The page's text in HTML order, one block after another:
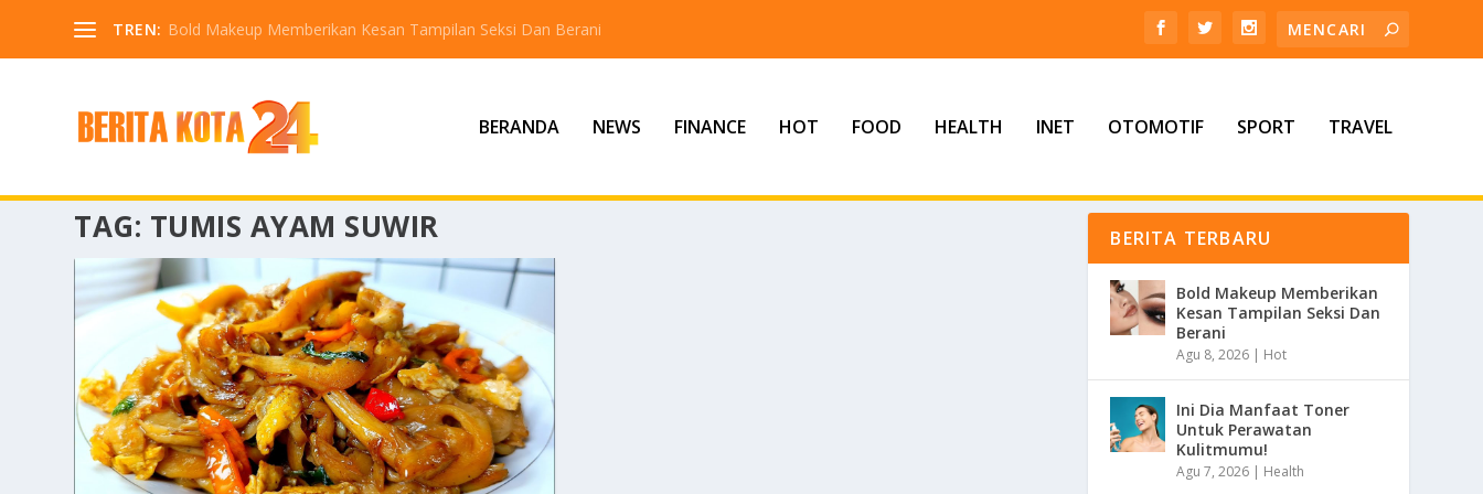
TREN: Bold Makeup Memberikan Kesan Tampilan Seksi Dan Berani
BERANDA NEWS FINANCE HOT FOOD HEALTH INET OTOMOTIF SPORT TRAVEL
TAG: TUMIS AYAM SUWIR BERITA TERBARU
Bold Makeup Memberikan
Kesan Tampilan Seksi Dan
Berani
Agu 8, 2026 | Hot
Ini Dia Manfaat Toner
Untuk Perawatan
Kulitmumu!
Agu 7, 2026 | Health